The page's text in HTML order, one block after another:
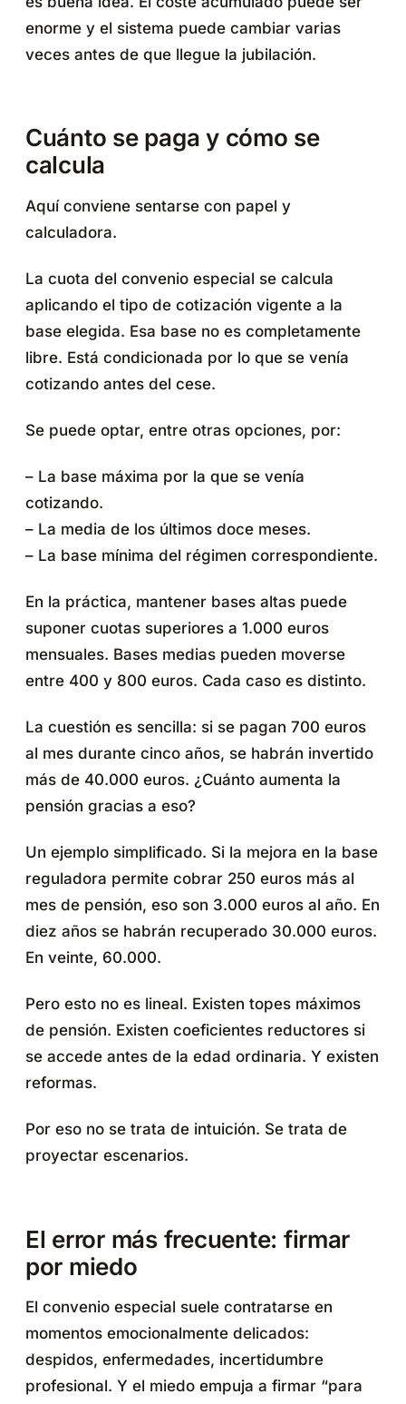
enorme y el sistema puede cambiar varias
veces antes de que llegue la jubilación.
Cuánto se paga y cómo se
calcula
Aquí conviene sentarse con papel y
calculadora.
La cuota del convenio especial se calcula
aplicando el tipo de cotización vigente a la
base elegida. Esa base no es completamente
libre. Está condicionada por lo que se venía
cotizando antes del cese.
Se puede optar, entre otras opciones, por:
– La base máxima por la que se venía
cotizando.
– La media de los últimos doce meses.
– La base mínima del régimen correspondiente.
En la práctica, mantener bases altas puede
suponer cuotas superiores a 1.000 euros
mensuales. Bases medias pueden moverse
entre 400 y 800 euros. Cada caso es distinto.
La cuestión es sencilla: si se pagan 700 euros
al mes durante cinco años, se habrán invertido
más de 40.000 euros. ¿Cuánto aumenta la
pensión gracias a eso?
Un ejemplo simplificado. Si la mejora en la base
reguladora permite cobrar 250 euros más al
mes de pensión, eso son 3.000 euros al año. En
diez años se habrán recuperado 30.000 euros.
En veinte, 60.000.
Pero esto no es lineal. Existen topes máximos
de pensión. Existen coeficientes reductores si
se accede antes de la edad ordinaria. Y existen
reformas.
Por eso no se trata de intuición. Se trata de
proyectar escenarios.
El error más frecuente: firmar
por miedo
El convenio especial suele contratarse en
momentos emocionalmente delicados:
despidos, enfermedades, incertidumbre
profesional. Y el miedo empuja a firmar “para